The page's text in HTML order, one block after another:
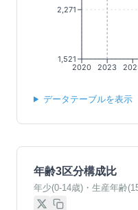
2020 2023
1,521
2,271
データテーブルを表示
年齢3区分構成比
年少(0-14歳)・生産年齢